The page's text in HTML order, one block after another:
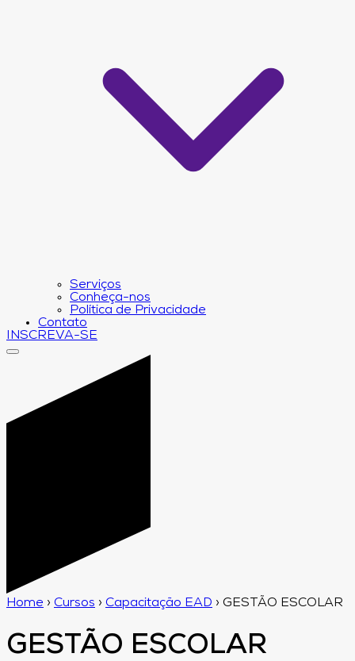
Serviços
Conheça-nos
Política de Privacidade
Contato
INSCREVA-SE
Home › Cursos › Capacitação EAD › GESTÃO ESCOLAR
GESTÃO ESCOLAR